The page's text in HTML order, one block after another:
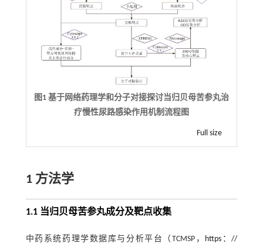
图1 基于网络药理学和分子对接探讨当归贝母苦参丸治
疗慢性尿路感染作用机制流程图
Full size
1 方法学
1.1 当归贝母苦参丸成分及靶点收集
中药系统药理学数据库与分析平台（TCMSP，
https：//